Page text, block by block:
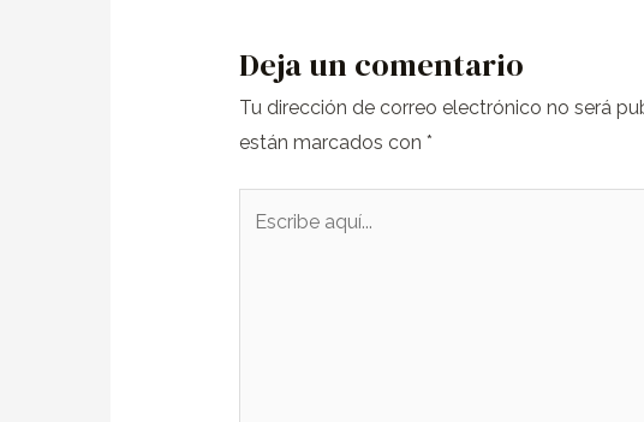
Deja un comentario
Tu dirección de correo electrónico no será
están marcados con *